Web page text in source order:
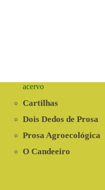
acervo
Cartilhas
Dois Dedos de Prosa
Prosa Agroecológica
O Candeeiro